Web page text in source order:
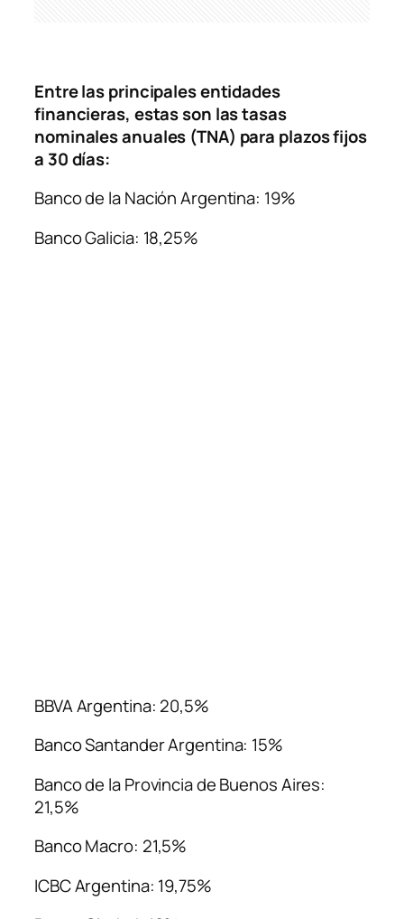
Entre las principales entidades
financieras, estas son las tasas
nominales anuales (TNA) para plazos fijos
a 30 días:
Banco de la Nación Argentina: 19%
Banco Galicia: 18,25%
BBVA Argentina: 20,5%
Banco Santander Argentina: 15%
Banco de la Provincia de Buenos Aires:
21,5%
Banco Macro: 21,5%
ICBC Argentina: 19,75%